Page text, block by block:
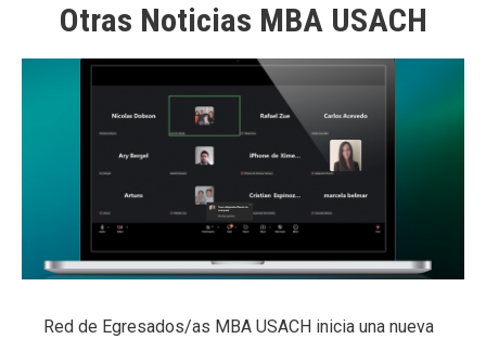
Otras Noticias MBA USACH
Red de Egresados/as MBA USACH inicia una nueva